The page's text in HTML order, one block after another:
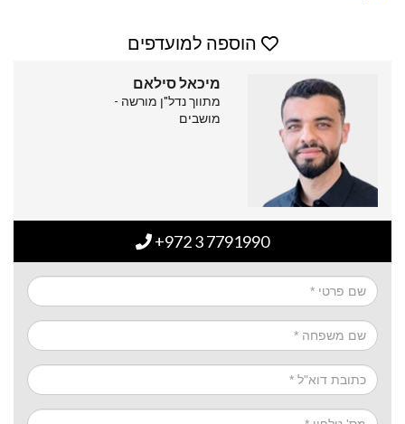
הוספה למועדפים
מיכאל סילאם
מתווך נדל"ן מורשה -
מושבים
+972 3 7791990